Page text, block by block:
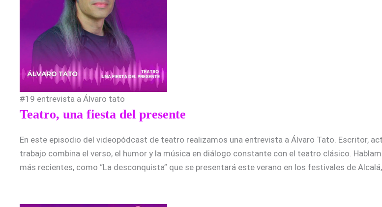
#19 entrevista a Álvaro tato
Teatro, una fiesta del presente
En este episodio del videopódcast de teatro realizamos una entrevista a Álvaro Tato. Escritor,
trabajo combina el verso, el humor y la música en diálogo constante con el teatro clásico.
más recientes, como “La desconquista” que se presentará este verano en los festivales de